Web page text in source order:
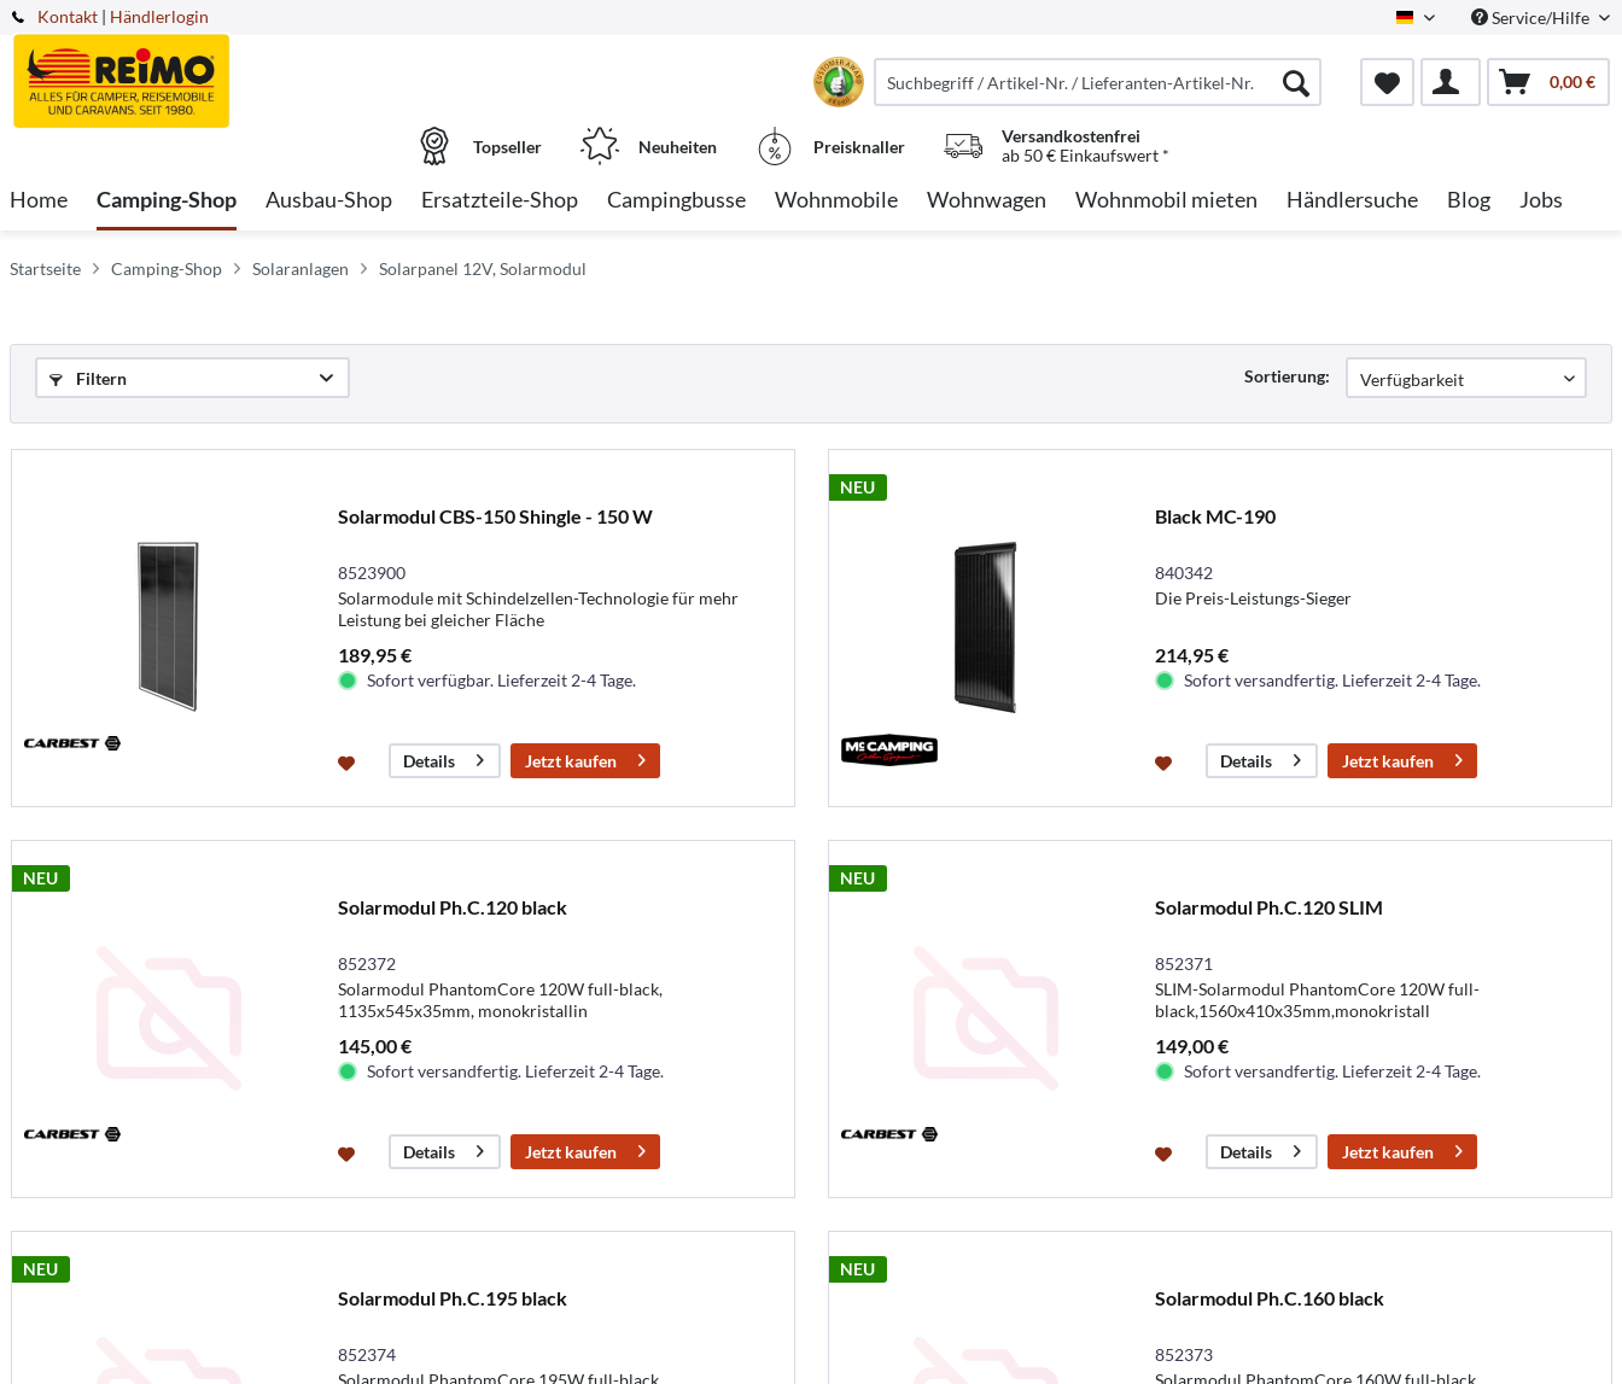
Kontakt German Service/Hilfe
| Händlerlogin
0,00 €
Topseller Neuheiten Preisknaller
Versandkostenfrei
ab 50 € Einkaufswert *
Home Camping-Shop Ausbau-Shop Ersatzteile-Shop Campingbusse Wohnmobile Wohnwagen Wohnmobil mieten Händlersuche Blog Jobs
Startseite Camping-Shop Solaranlagen Solarpanel 12V, Solarmodul
Filtern Sortierung:
Solarmodul CBS-150 Shingle - 150 W
8523900
Solarmodule mit Schindelzellen-Technologie für mehr
Leistung bei gleicher Fläche
189,95 €
Sofort verfügbar. Lieferzeit 2-4 Tage.
Details Jetzt kaufen
NEU
Black MC-190
840342
Die Preis-Leistungs-Sieger
214,95 €
Sofort versandfertig. Lieferzeit 2-4 Tage.
Details Jetzt kaufen
NEU
Solarmodul Ph.C.120 black
852372
Solarmodul PhantomCore 120W full-black,
1135x545x35mm, monokristallin
145,00 €
Sofort versandfertig. Lieferzeit 2-4 Tage.
Details Jetzt kaufen
NEU
Solarmodul Ph.C.120 SLIM
852371
SLIM-Solarmodul PhantomCore 120W full-
black,1560x410x35mm,monokristall
149,00 €
Sofort versandfertig. Lieferzeit 2-4 Tage.
Details Jetzt kaufen
NEU
Solarmodul Ph.C.195 black
852374
Solarmodul PhantomCore 195W full-black,
NEU
Solarmodul Ph.C.160 black
852373
Solarmodul PhantomCore 160W full-black,